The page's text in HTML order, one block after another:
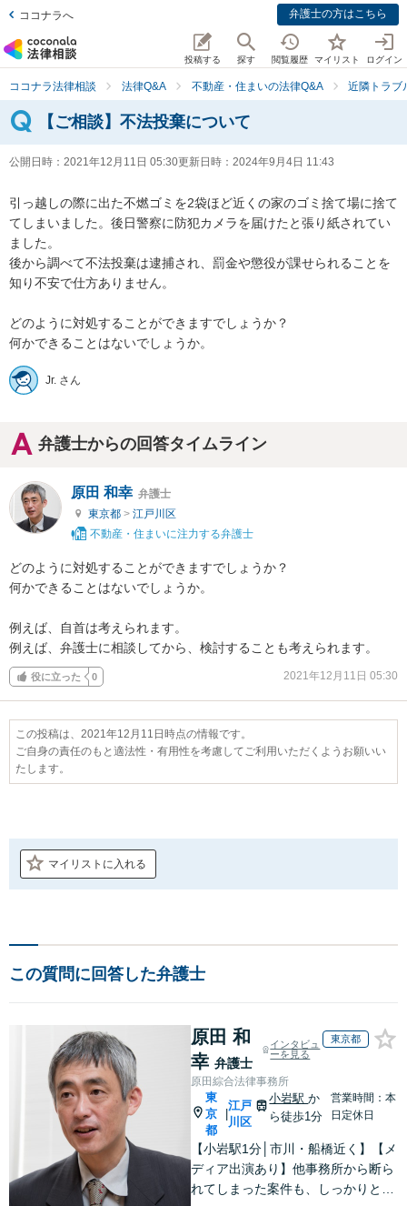
ココナラへ 弁護士の方はこちら
投稿する 探す 閲覧履歴 マイリスト ログイン
ココナラ法律相談 法律Q&A 不動産・住まいの法律Q&A 近隣トラブ
【ご相談】不法投棄について
公開日時： 2021年12月11日 05:30更新日時： 2024年9月4日 11:43
引っ越しの際に出た不燃ゴミを2袋ほど近くの家のゴミ捨て場に捨て
てしまいました。後日警察に防犯カメラを届けたと張り紙されてい
ました。
後から調べて不法投棄は逮捕され、罰金や懲役が課せられることを
知り不安で仕方ありません。
どのように対処することができますでしょうか？
何かできることはないでしょうか。
Jr. さん
弁護士からの回答タイムライン
原田 和幸 弁護士
東京都 > 江戸川区
不動産・住まいに注力する弁護士
どのように対処することができますでしょうか？
何かできることはないでしょうか。
例えば、自首は考えられます。
例えば、弁護士に相談してから、検討することも考えられます。
役に立った 0 2021年12月11日 05:30
この投稿は、2021年12月11日時点の情報です。
ご自身の責任のもと適法性・有用性を考慮してご利用いただくようお願いい
たします。
マイリストに入れる
この質問に回答した弁護士
原田 和
幸 弁護士
インタビュ
ーを見る
東京都
原田綜合法律事務所
東
京
都
|
江戸
川区
小岩駅か
ら徒歩1分
営業時間：本
日定休日
【小岩駅1分│市川・船橋近く】【メ
ディア出演あり】他事務所から断ら
れてしまった案件も、しっかりと面